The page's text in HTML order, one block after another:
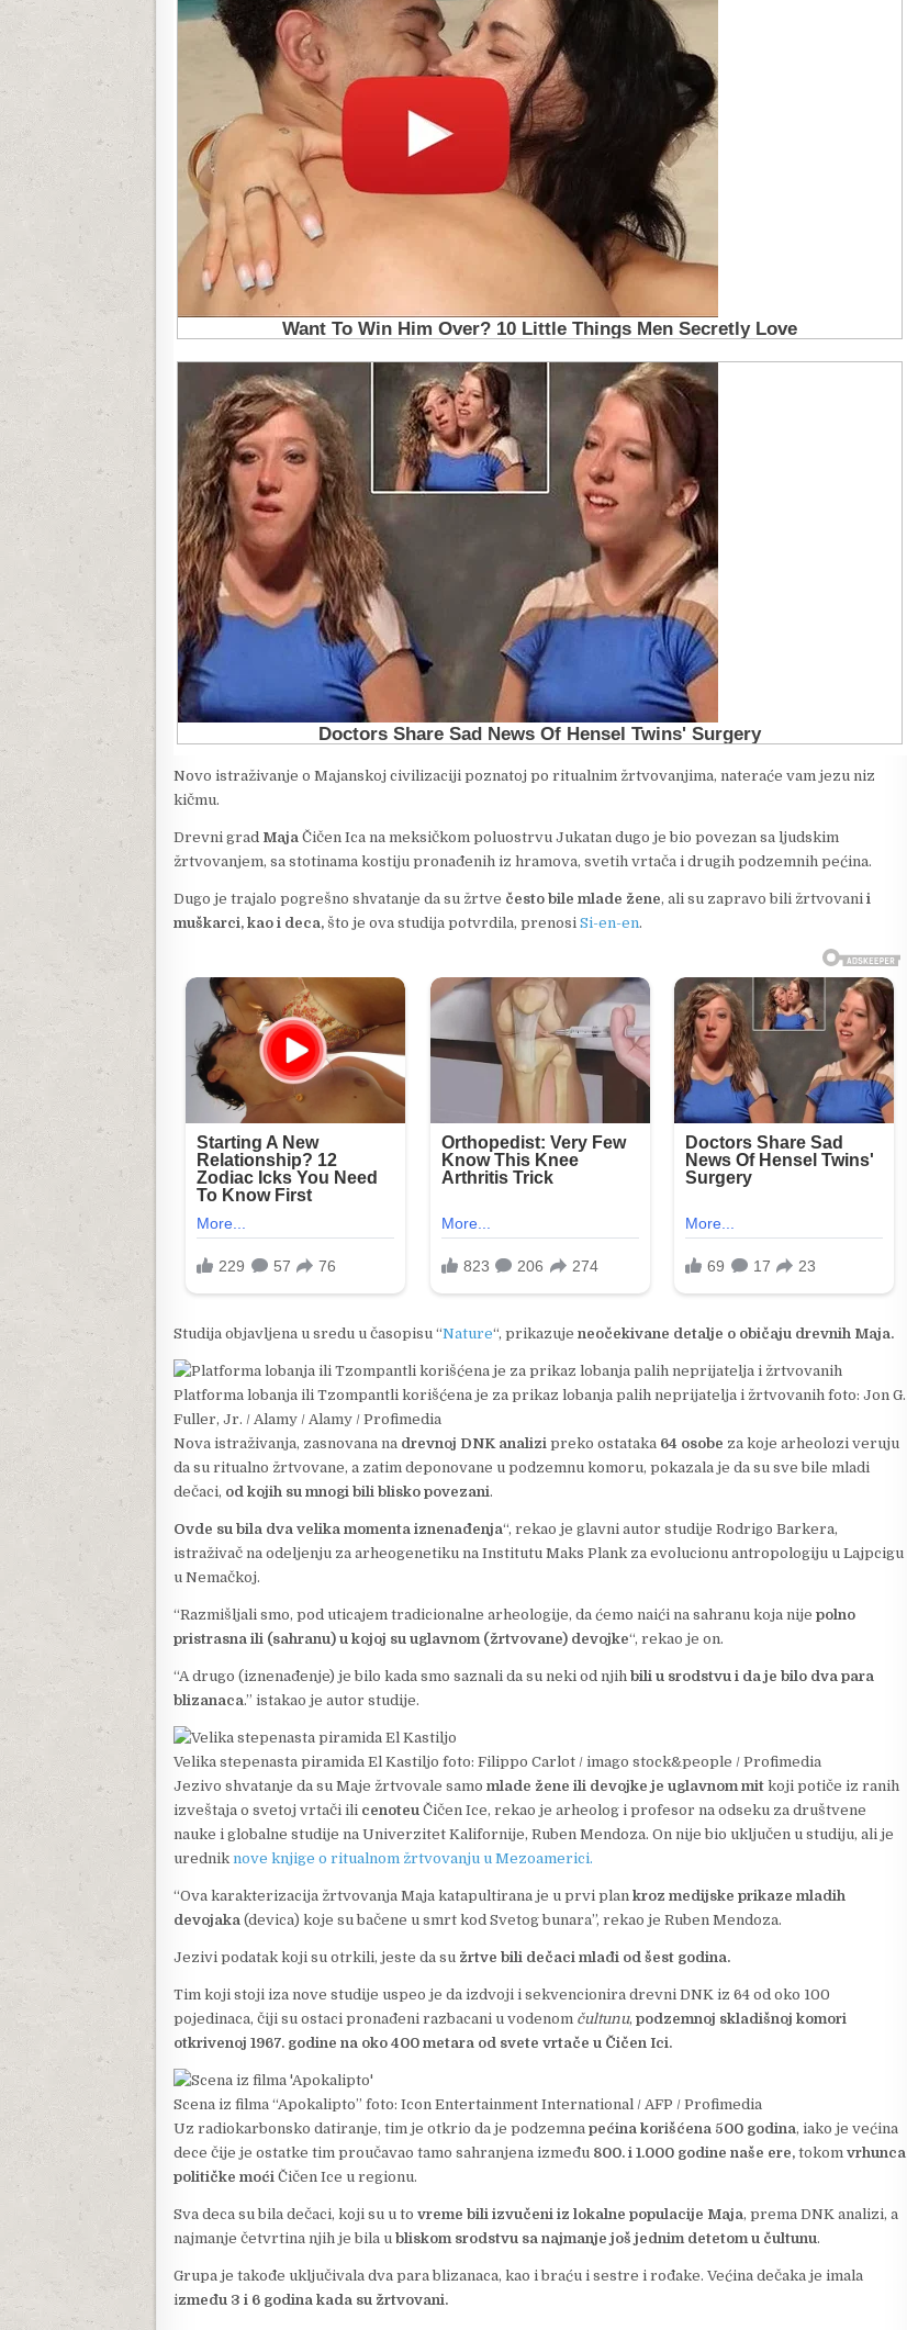
Novo istraživanje o Majanskoj civilizaciji poznatoj po ritualnim žrtvovanjima, nateraće vam jezu niz
kičmu.
Drevni grad Maja Čičen Ica na meksičkom poluostrvu Jukatan dugo je bio povezan sa ljudskim
žrtvovanjem, sa stotinama kostiju pronađenih iz hramova, svetih vrtača i drugih podzemnih pećina.
Dugo je trajalo pogrešno shvatanje da su žrtve često bile mlade žene, ali su zapravo bili žrtvovani i
muškarci, kao i deca, što je ova studija potvrdila, prenosi Si-en-en.
Studija objavljena u sredu u časopisu “Nature“, prikazuje neočekivane detalje o običaju drevnih Maja.
Platforma lobanja ili Tzompantli korišćena je za prikaz lobanja palih neprijatelja i žrtvovanih foto: Jon G.
Fuller, Jr. / Alamy / Alamy / Profimedia
Nova istraživanja, zasnovana na drevnoj DNK analizi preko ostataka 64 osobe za koje arheolozi veruju
da su ritualno žrtvovane, a zatim deponovane u podzemnu komoru, pokazala je da su sve bile mladi
dečaci, od kojih su mnogi bili blisko povezani.
Ovde su bila dva velika momenta iznenađenja“, rekao je glavni autor studije Rodrigo Barkera,
istraživač na odeljenju za arheogenetiku na Institutu Maks Plank za evolucionu antropologiju u Lajpcigu
u Nemačkoj.
“Razmišljali smo, pod uticajem tradicionalne arheologije, da ćemo naići na sahranu koja nije polno
pristrasna ili (sahranu) u kojoj su uglavnom (žrtvovane) devojke“, rekao je on.
“A drugo (iznenađenje) je bilo kada smo saznali da su neki od njih bili u srodstvu i da je bilo dva para
blizanaca.” istakao je autor studije.
Velika stepenasta piramida El Kastiljo foto: Filippo Carlot / imago stock&people / Profimedia
Jezivo shvatanje da su Maje žrtvovale samo mlade žene ili devojke je uglavnom mit koji potiče iz ranih
izveštaja o svetoj vrtači ili cenoteu Čičen Ice, rekao je arheolog i profesor na odseku za društvene
nauke i globalne studije na Univerzitet Kalifornije, Ruben Mendoza. On nije bio uključen u studiju, ali je
urednik nove knjige o ritualnom žrtvovanju u Mezoamerici.
“Ova karakterizacija žrtvovanja Maja katapultirana je u prvi plan kroz medijske prikaze mladih
devojaka (devica) koje su bačene u smrt kod Svetog bunara”, rekao je Ruben Mendoza.
Jezivi podatak koji su otrkili, jeste da su žrtve bili dečaci mlađi od šest godina.
Tim koji stoji iza nove studije uspeo je da izdvoji i sekvencionira drevni DNK iz 64 od oko 100
pojedinaca, čiji su ostaci pronađeni razbacani u vodenom čultunu, podzemnoj skladišnoj komori
otkrivenoj 1967. godine na oko 400 metara od svete vrtače u Čičen Ici.
Scena iz filma “Apokalipto” foto: Icon Entertainment International / AFP / Profimedia
Uz radiokarbonsko datiranje, tim je otkrio da je podzemna pećina korišćena 500 godina, iako je većina
dece čije je ostatke tim proučavao tamo sahranjena između 800. i 1.000 godine naše ere, tokom vrhunca
političke moći Čičen Ice u regionu.
Sva deca su bila dečaci, koji su u to vreme bili izvučeni iz lokalne populacije Maja, prema DNK analizi, a
najmanje četvrtina njih je bila u bliskom srodstvu sa najmanje još jednim detetom u čultunu.
Grupa je takođe uključivala dva para blizanaca, kao i braću i sestre i rođake. Većina dečaka je imala
između 3 i 6 godina kada su žrtvovani.